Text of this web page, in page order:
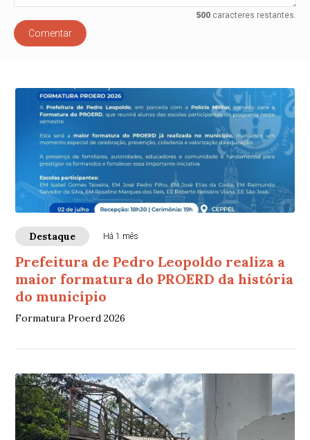
500caracteres restantes.
Comentar
Destaque Há 1 mês
Prefeitura de Pedro Leopoldo realiza a
maior formatura do PROERD da história
do município
Formatura Proerd 2026